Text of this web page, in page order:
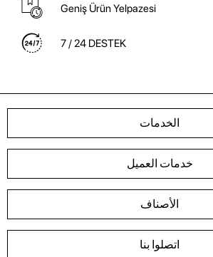
Geniş Ürün Yelpazesi
7 / 24 DESTEK
الخدمات
خدمات العميل
الأصناف
اتصلوا بنا